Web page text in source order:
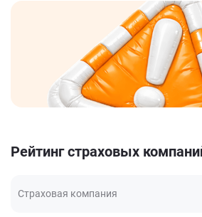
Рейтинг страховых
Страховая компания